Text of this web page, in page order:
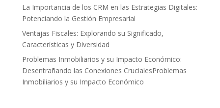
La Importancia de los CRM en las Estrategias Digitales:
Potenciando la Gestión Empresarial
Ventajas Fiscales: Explorando su Significado,
Características y Diversidad
Problemas Inmobiliarios y su Impacto Económico:
Desentrañando las Conexiones CrucialesProblemas
Inmobiliarios y su Impacto Económico